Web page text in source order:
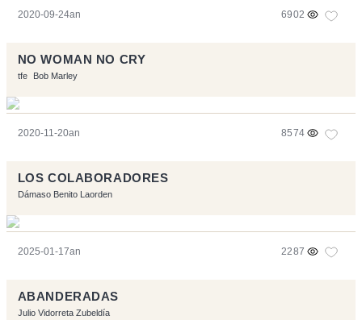
2020-09-24an 6902
NO WOMAN NO CRY
tfe Bob Marley
2020-11-20an 8574
LOS COLABORADORES
Dámaso Benito Laorden
2025-01-17an 2287
ABANDERADAS
Julio Vidorreta Zubeldía